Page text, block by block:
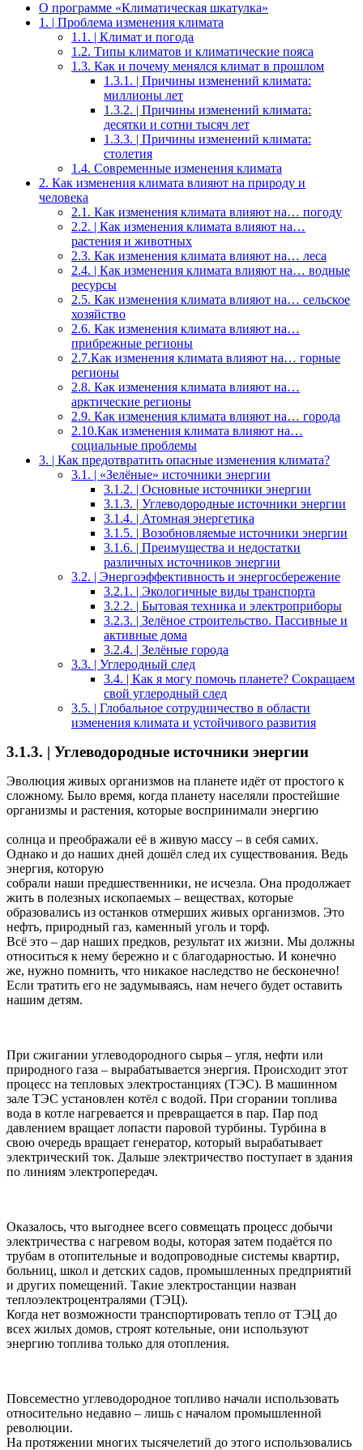
О программе «Климатическая шкатулка»
1. | Проблема изменения климата
1.1. | Климат и погода
1.2. Типы климатов и климатические пояса
1.3. Как и почему менялся климат в прошлом
1.3.1. | Причины изменений климата:
миллионы лет
1.3.2. | Причины изменений климата:
десятки и сотни тысяч лет
1.3.3. | Причины изменений климата:
столетия
1.4. Современные изменения климата
2. Как изменения климата влияют на природу и
человека
2.1. Как изменения климата влияют на… погоду
2.2. | Как изменения климата влияют на…
растения и животных
2.3. Как изменения климата влияют на… леса
2.4. | Как изменения климата влияют на… водные
ресурсы
2.5. Как изменения климата влияют на… сельское
хозяйство
2.6. Как изменения климата влияют на…
прибрежные регионы
2.7.Как изменения климата влияют на… горные
регионы
2.8. Как изменения климата влияют на…
арктические регионы
2.9. Как изменения климата влияют на… города
2.10.Как изменения климата влияют на…
социальные проблемы
3. | Как предотвратить опасные изменения климата?
3.1. | «Зелёные» источники энергии
3.1.2. | Основные источники энергии
3.1.3. | Углеводородные источники энергии
3.1.4. | Атомная энергетика
3.1.5. | Возобновляемые источники энергии
3.1.6. | Преимущества и недостатки
различных источников энергии
3.2. | Энергоэффективность и энергосбережение
3.2.1. | Экологичные виды транспорта
3.2.2. | Бытовая техника и электроприборы
3.2.3. | Зелёное строительство. Пассивные и
активные дома
3.2.4. | Зелёные города
3.3. | Углеродный след
3.4. | Как я могу помочь планете? Сокращаем
свой углеродный след
3.5. | Глобальное сотрудничество в области
изменения климата и устойчивого развития
3.1.3. | Углеводородные источники энергии
Эволюция живых организмов на планете идёт от простого к
сложному. Было время, когда планету населяли простейшие
организмы и растения, которые воспринимали энергию
солнца и преображали её в живую массу – в себя самих.
Однако и до наших дней дошёл след их существования. Ведь
энергия, которую
собрали наши предшественники, не исчезла. Она продолжает
жить в полезных ископаемых – веществах, которые
образовались из останков отмерших живых организмов. Это
нефть, природный газ, каменный уголь и торф.
Всё это – дар наших предков, результат их жизни. Мы должны
относиться к нему бережно и с благодарностью. И конечно
же, нужно помнить, что никакое наследство не бесконечно!
Если тратить его не задумываясь, нам нечего будет оставить
нашим детям.
При сжигании углеводородного сырья – угля, нефти или
природного газа – вырабатывается энергия. Происходит этот
процесс на тепловых электростанциях (ТЭС). В машинном
зале ТЭС установлен котёл с водой. При сгорании топлива
вода в котле нагревается и превращается в пар. Пар под
давлением вращает лопасти паровой турбины. Турбина в
свою очередь вращает генератор, который вырабатывает
электрический ток. Дальше электричество поступает в здания
по линиям электропередач.
Оказалось, что выгоднее всего совмещать процесс добычи
электричества с нагревом воды, которая затем подаётся по
трубам в отопительные и водопроводные системы квартир,
больниц, школ и детских садов, промышленных предприятий
и других помещений. Такие электростанции назван
теплоэлектроцентралями (ТЭЦ).
Когда нет возможности транспортировать тепло от ТЭЦ до
всех жилых домов, строят котельные, они используют
энергию топлива только для отопления.
Повсеместно углеводородное топливо начали использовать
относительно недавно – лишь с началом промышленной
революции.
На протяжении многих тысячелетий до этого использовались